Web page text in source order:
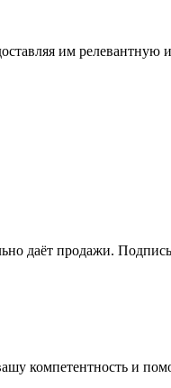
им
даёт продажи.
компетентность и